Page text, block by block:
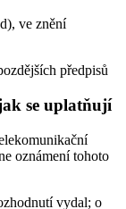
ve znění
předpisů
se uplatňují
oznámení tohoto
vydal; o